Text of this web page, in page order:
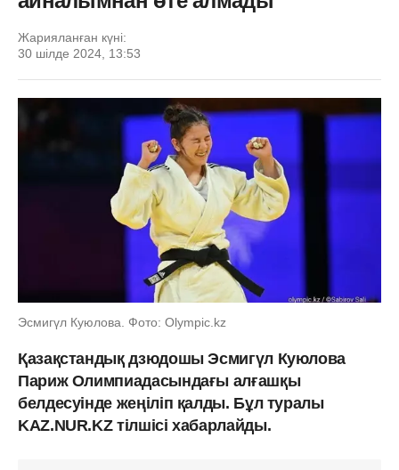
Жарияланған күні:
30 шілде 2024, 13:53
Эсмигүл Куюлова. Фото: Olympic.kz
Қазақстандық дзюдошы Эсмигүл Куюлова
Париж Олимпиадасындағы алғашқы
белдесуінде жеңіліп қалды. Бұл туралы
KAZ.NUR.KZ тілшісі хабарлайды.